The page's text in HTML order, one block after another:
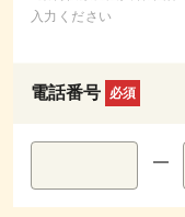
入力ください
電話番号 必須